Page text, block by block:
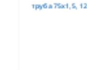
труба 75х1,5,